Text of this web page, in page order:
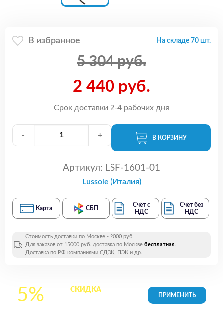
В избранное На складе 70 шт.
5 304 руб.
2 440 руб.
Срок доставки 2-4 рабочих дня
- + В КОРЗИНУ
Артикул: LSF-1601-01
Lussole (Италия)
Карта СБП
Счёт с
НДС
Счёт без
НДС
Стоимость доставки по Москве - 2000 руб.
Для заказов от 15000 руб. доставка по Москве бесплатная.
Доставка по РФ компаниями СДЭК, ПЭК и др.
5% СКИДКАна все